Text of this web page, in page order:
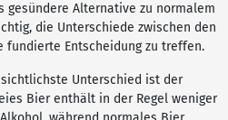
Alternative zu normalem
die Unterschiede zwischen den
fundierte Entscheidung zu treffen.
Unterschied ist der
Bier enthält in der Regel weniger